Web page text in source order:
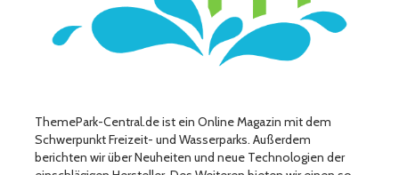
ThemePark-Central.de ist ein Online Magazin mit dem
Schwerpunkt Freizeit- und Wasserparks. Außerdem
berichten wir über Neuheiten und neue Technologien der